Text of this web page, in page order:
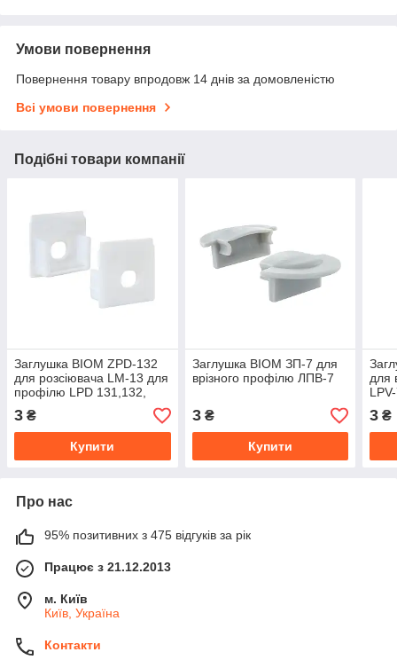
Умови повернення
Повернення товару впродовж 14 днів за домовленістю
Всі умови повернення
Подібні товари компанії
Заглушка BIOM ZPD-132
для розсіювача LM-13 для
профілю LPD 131,132,
133
3 ₴
Купити
Заглушка BIOM ЗП-7 для
врізного профілю ЛПВ-7
3₴
Купити
для
3 ₴
Про нас
95% позитивних з 475 відгуків за рік
Працює з 21.12.2013
м. Київ
Київ, Україна
Контакти